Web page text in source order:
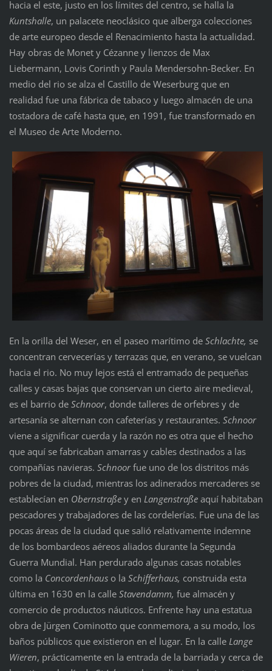
hacia el este, justo en los límites del centro, se halla la
Kuntshalle, un palacete neoclásico que alberga colecciones
de arte europeo desde el Renacimiento hasta la actualidad.
Hay obras de Monet y Cézanne y lienzos de Max
Liebermann, Lovis Corinth y Paula Mendersohn-Becker. En
medio del rio se alza el Castillo de Weserburg que en
realidad fue una fábrica de tabaco y luego almacén de una
tostadora de café hasta que, en 1991, fue transformado en
el Museo de Arte Moderno.
En la orilla del Weser, en el paseo marítimo de Schlachte, se
concentran cervecerías y terrazas que, en verano, se vuelcan
hacia el rio. No muy lejos está el entramado de pequeñas
calles y casas bajas que conservan un cierto aire medieval,
es el barrio de Schnoor, donde talleres de orfebres y de
artesanía se alternan con cafeterías y restaurantes. Schnoor
viene a significar cuerda y la razón no es otra que el hecho
que aquí se fabricaban amarras y cables destinados a las
compañías navieras. Schnoorfue uno de los distritos más
pobres de la ciudad, mientras los adinerados mercaderes se
establecían en Obernstraßey en Langenstraßeaquí habitaban
pescadores y trabajadores de las cordelerías. Fue una de las
pocas áreas de la ciudad que salió relativamente indemne
de los bombardeos aéreos aliados durante la Segunda
Guerra Mundial. Han perdurado algunas casas notables
como la Concordenhaus o la Schifferhaus, construida esta
última en 1630 en la calle Stavendamm, fue almacén y
comercio de productos náuticos. Enfrente hay una estatua
obra de Jürgen Cominotto que conmemora, a su modo, los
baños públicos que existieron en el lugar. En la calle Lange
Wieren, prácticamente en la entrada de la barriada y cerca de